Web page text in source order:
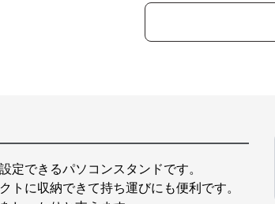
定できるパソコンスタンドです。
トに収納できて持ち運びにも便利です。